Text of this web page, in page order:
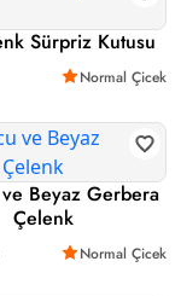
Sürpriz Kutusu
Normal Çicek
Beyaz Gerbera
Çelenk
Normal Çicek